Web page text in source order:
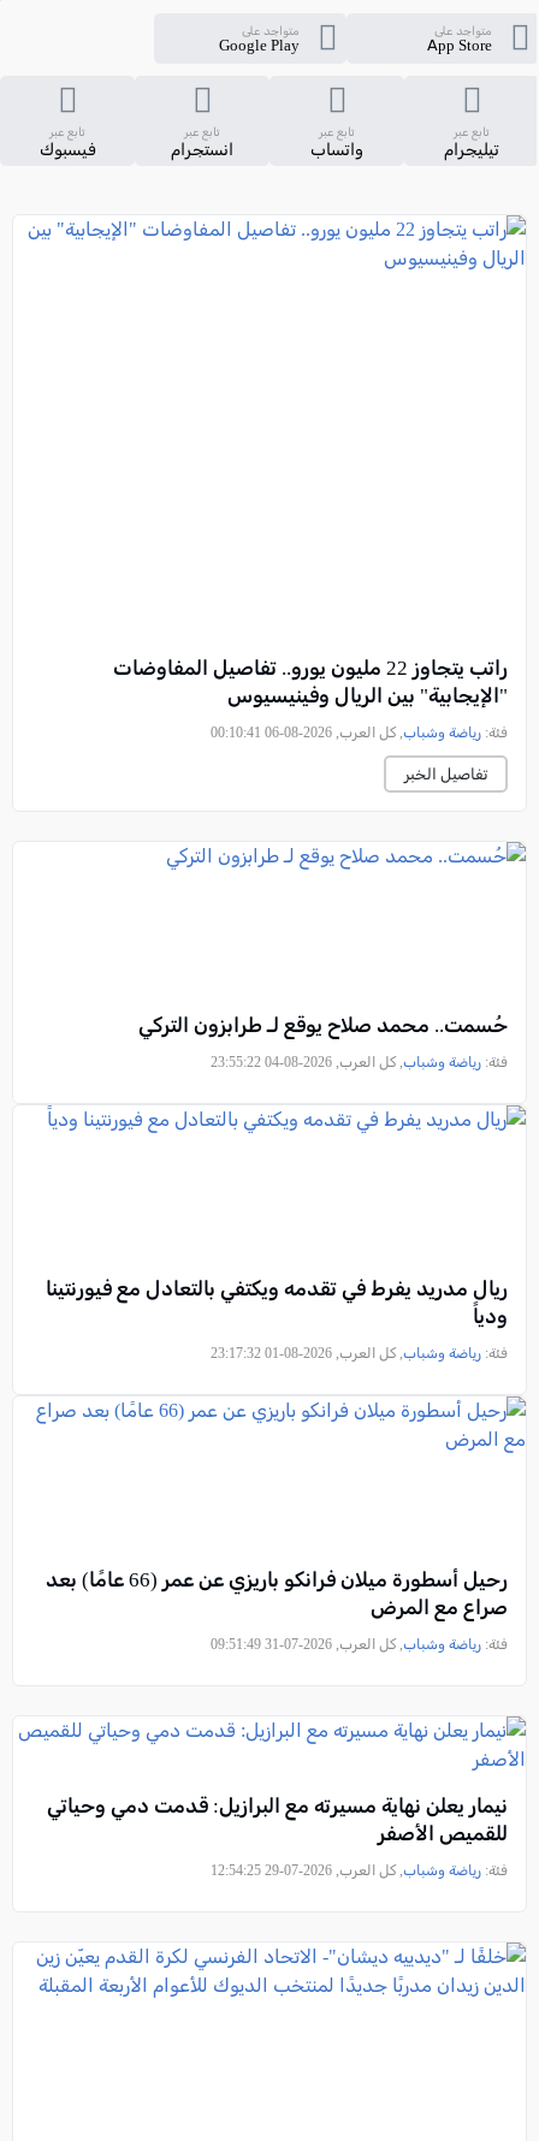
متواجد على
App Store
متواجد على
Google Play
تابع عبر
تيليجرام
تابع عبر
واتساب
تابع عبر
انستجرام
تابع عبر
فيسبوك
راتب يتجاوز 22 مليون يورو.. تفاصيل المفاوضات
"الإيجابية" بين الريال وفينيسيوس
فئة: رياضة وشباب, كل العرب, 2026-08-06 00:10:41
تفاصيل الخبر
حُسمت.. محمد صلاح يوقع لـ طرابزون التركي
فئة: رياضة وشباب, كل العرب, 2026-08-04 23:55:22
ريال مدريد يفرط في تقدمه ويكتفي بالتعادل مع فيورنتينا
ودياً
فئة: رياضة وشباب, كل العرب, 2026-08-01 23:17:32
رحيل أسطورة ميلان فرانكو باريزي عن عمر (66 عامًا) بعد
صراع مع المرض
فئة: رياضة وشباب, كل العرب, 2026-07-31 09:51:49
نيمار يعلن نهاية مسيرته مع البرازيل: قدمت دمي وحياتي
للقميص الأصفر
فئة: رياضة وشباب, كل العرب, 2026-07-29 12:54:25